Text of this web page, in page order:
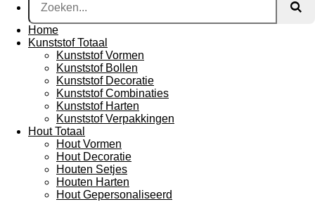
Home
Kunststof Totaal
Kunststof Vormen
Kunststof Bollen
Kunststof Decoratie
Kunststof Combinaties
Kunststof Harten
Kunststof Verpakkingen
Hout Totaal
Hout Vormen
Hout Decoratie
Houten Setjes
Houten Harten
Hout Gepersonaliseerd